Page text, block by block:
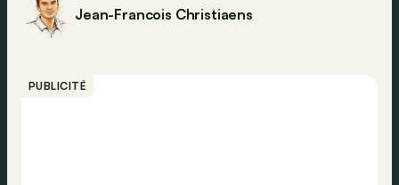
Jean-Francois Christiaens
PUBLICITÉ